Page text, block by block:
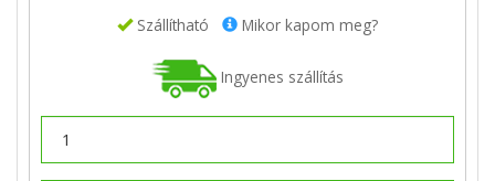
Szállítható Mikor kapom meg?
Ingyenes szállítás